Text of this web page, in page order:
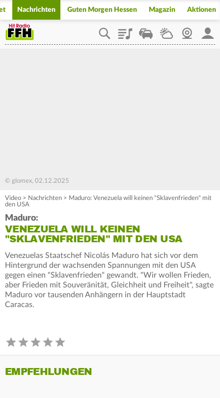
Nachrichten Guten Morgen Hessen Magazin Aktionen
PlaylistStaupilotWetterWebcam
© glomex, 02.12.2025
Video > Nachrichten > Maduro: Venezuela will keinen "Sklavenfrieden" mit
den USA
Maduro:
VENEZUELA WILL KEINEN
"SKLAVENFRIEDEN" MIT DEN USA
Venezuelas Staatschef Nicolás Maduro hat sich vor dem
Hintergrund der wachsenden Spannungen mit den USA
gegen einen "Sklavenfrieden" gewandt. "Wir wollen Frieden,
aber Frieden mit Souveränität, Gleichheit und Freiheit", sagte
Maduro vor tausenden Anhängern in der Hauptstadt
Caracas.
EMPFEHLUNGEN